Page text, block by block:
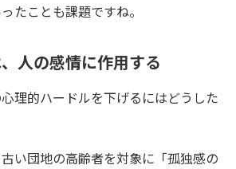
たことも課題ですね。
人の感情に作用する
心理的ハードルを下げるにはどうした
古い団地の高齢者を対象に「孤独感の